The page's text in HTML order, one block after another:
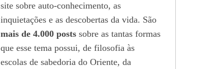
site sobre auto-conhecimento, as
inquietações e as descobertas da vida. São
mais de 4.000 posts sobre as tantas formas
que esse tema possui, de filosofia às
escolas de sabedoria do Oriente, da